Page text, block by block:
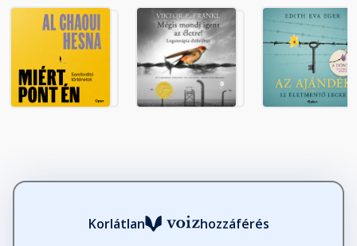
Korlátlan hozzáférés